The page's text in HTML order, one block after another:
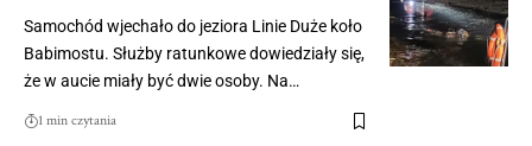
Samochód wjechało do jeziora Linie Duże koło
Babimostu. Służby ratunkowe dowiedziały się,
że w aucie miały być dwie osoby. Na…
1 min czytania